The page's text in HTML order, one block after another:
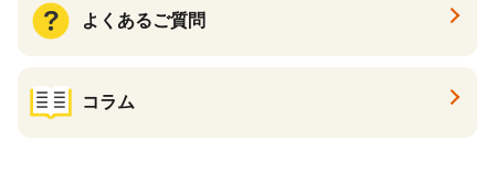
よくあるご質問
コラム